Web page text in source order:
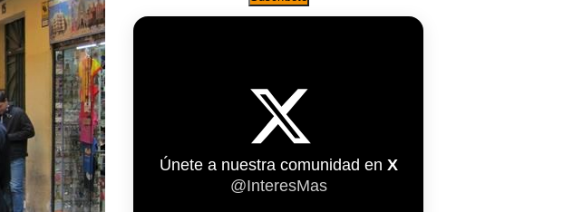
Únete a nuestra comunidad en X
@InteresMas